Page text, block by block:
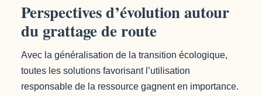
Perspectives d’évolution autour
du grattage de route
Avec la généralisation de la transition écologique,
toutes les solutions favorisant l’utilisation
responsable de la ressource gagnent en importance.